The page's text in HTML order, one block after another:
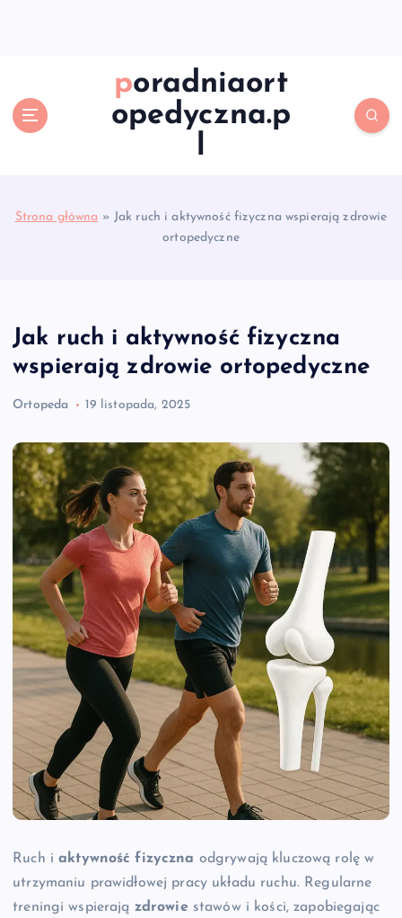
poradniaort
opedyczna.p
l
Strona główna » Jak ruch i aktywność fizyczna wspierają zdrowie
ortopedyczne
Jak ruch i aktywność fizyczna
wspierają zdrowie ortopedyczne
Ortopeda 19 listopada, 2025
Ruch iaktywność fizyczna odgrywają kluczową rolę w
utrzymaniu prawidłowej pracy układu ruchu. Regularne
treningi wspierają zdrowiestawów i kości, zapobiegając